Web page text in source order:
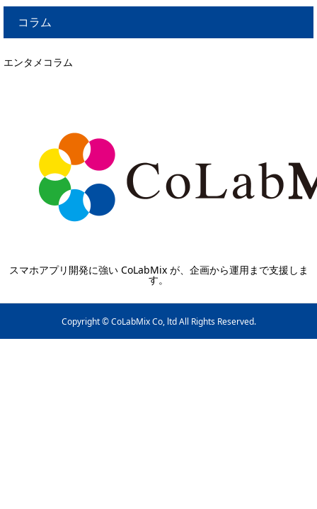
コラム
エンタメコラム
スマホアプリ開発に強い CoLabMix が、企画から運用まで支援しま
す。
Copyright © CoLabMix Co, ltd All Rights Reserved.